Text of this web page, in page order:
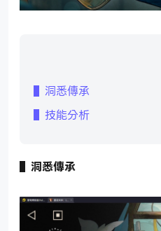
▌洞悉傳承
▌技能分析
▌洞悉傳承